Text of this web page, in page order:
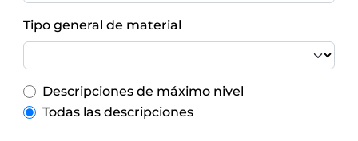
Tipo general de material
Top-level description filter
Descripciones de máximo nivel
Todas las descripciones